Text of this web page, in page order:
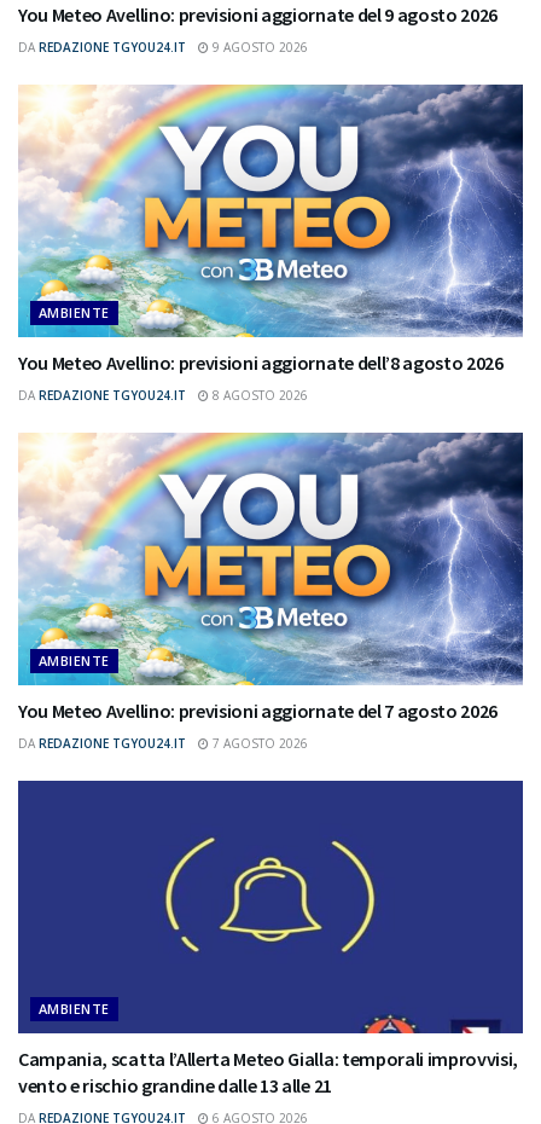
You Meteo Avellino: previsioni aggiornate del 9 agosto 2026
DA REDAZIONE TGYOU24.IT 9 AGOSTO 2026
AMBIENTE
You Meteo Avellino: previsioni aggiornate dell’8 agosto 2026
DA REDAZIONE TGYOU24.IT 8 AGOSTO 2026
AMBIENTE
You Meteo Avellino: previsioni aggiornate del 7 agosto 2026
DA REDAZIONE TGYOU24.IT 7 AGOSTO 2026
AMBIENTE
Campania, scatta l’Allerta Meteo Gialla: temporali improvvisi,
vento e rischio grandine dalle 13 alle 21
DA REDAZIONE TGYOU24.IT 6 AGOSTO 2026